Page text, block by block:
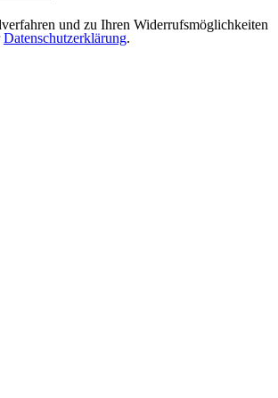
und zu Ihren Widerrufsmöglichkeiten
Datenschutzerklärung.